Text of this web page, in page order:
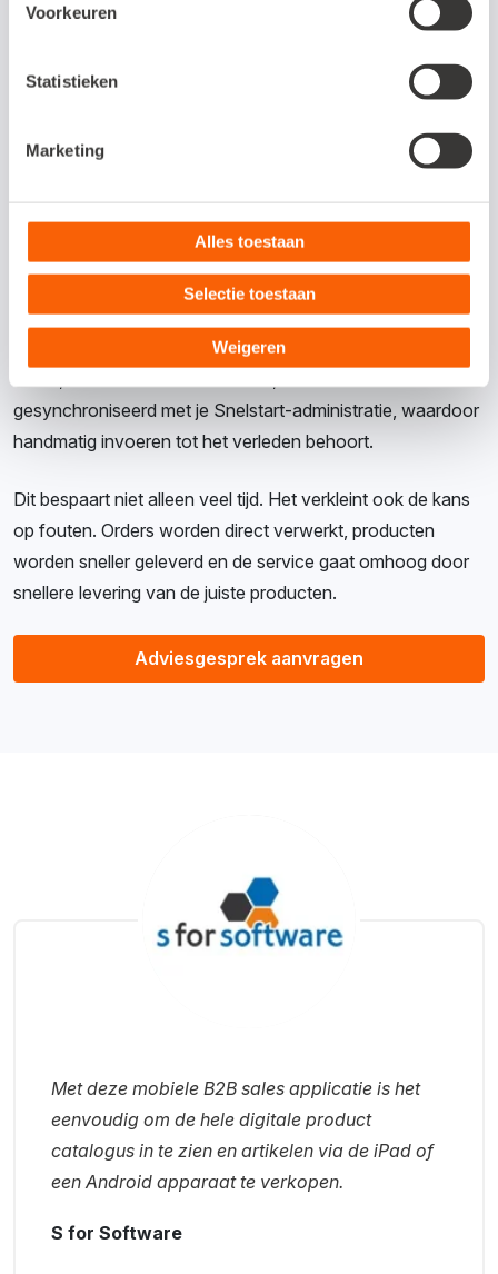
Voorkeuren
Statistieken
Marketing
Alles toestaan
Selectie toestaan
Weigeren
Razendsnel orders
plaatsen en
verwerken
Het plaatsen van een order gaat sneller dan ooit met de
Snelstart SalesApp. Alle noodzakelijke gegevens, zoals
gesynchroniseerd met je Snelstart-administratie, waardoor
handmatig invoeren tot het verleden behoort.
Dit bespaart niet alleen veel tijd. Het verkleint ook de kans
op fouten. Orders worden direct verwerkt, producten
worden sneller geleverd en de service gaat omhoog door
snellere levering van de juiste producten.
Adviesgesprek aanvragen
Met deze mobiele B2B sales applicatie is het
eenvoudig om de hele digitale product
catalogus in te zien en artikelen via de iPad of
een Android apparaat te verkopen.
S for Software